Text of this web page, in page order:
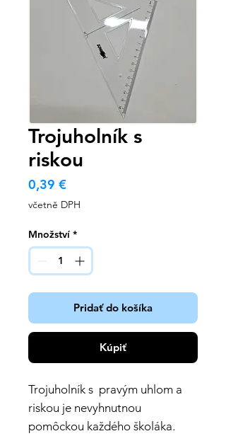
Trojuholník s
riskou
0,39 €Cena
včetně DPH
Množství *
Pridať do košíka
Kúpiť
Trojuholník s pravým uhlom a
riskou je nevyhnutnou
pomôckou každého školáka.